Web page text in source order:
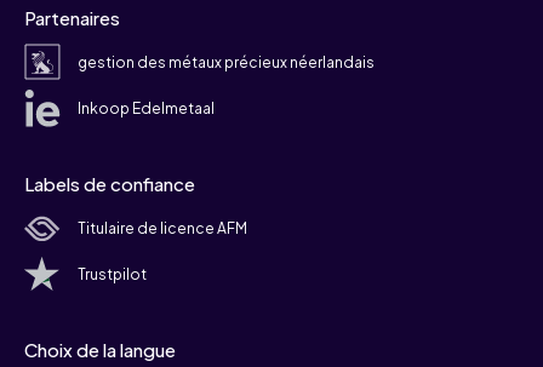
Partenaires
gestion des métaux précieux néerlandais
Inkoop Edelmetaal
Labels de confiance
Titulaire de licence AFM
Trustpilot
Choix de la langue